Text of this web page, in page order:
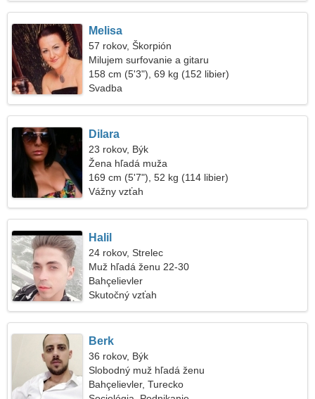
Melisa
57 rokov, Škorpión
Milujem surfovanie a gitaru
158 cm (5'3"), 69 kg (152 libier)
Svadba
Dilara
23 rokov, Býk
Žena hľadá muža
169 cm (5'7"), 52 kg (114 libier)
Vážny vzťah
Halil
24 rokov, Strelec
Muž hľadá ženu 22-30
Bahçelievler
Skutočný vzťah
Berk
36 rokov, Býk
Slobodný muž hľadá ženu
Bahçelievler, Turecko